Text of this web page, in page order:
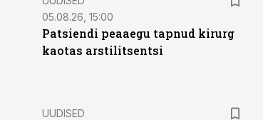
05.08.26, 15:00
Patsiendi peaaegu tapnud kirurg
kaotas arstilitsentsi
UUDISED